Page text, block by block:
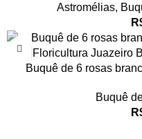
Astromélias,
Buquê de 6 rosas
Buquê